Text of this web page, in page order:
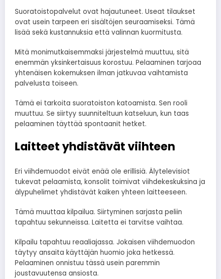
Suoratoistopalvelut ovat hajautuneet. Useat tilaukset
ovat usein tarpeen eri sisältöjen seuraamiseksi. Tämä
lisää sekä kustannuksia että valinnan kuormitusta.
Mitä monimutkaisemmaksi järjestelmä muuttuu, sitä
enemmän yksinkertaisuus korostuu. Pelaaminen tarjoaa
yhtenäisen kokemuksen ilman jatkuvaa vaihtamista
palvelusta toiseen.
Tämä ei tarkoita suoratoiston katoamista. Sen rooli
muuttuu. Se siirtyy suunniteltuun katseluun, kun taas
pelaaminen täyttää spontaanit hetket.
Laitteet yhdistävät viihteen
Eri viihdemuodot eivät enää ole erillisiä. Älytelevisiot
tukevat pelaamista, konsolit toimivat viihdekeskuksina ja
älypuhelimet yhdistävät kaiken yhteen laitteeseen.
Tämä muuttaa kilpailua. Siirtyminen sarjasta peliin
tapahtuu sekunneissa. Laitetta ei tarvitse vaihtaa.
Kilpailu tapahtuu reaaliajassa. Jokaisen viihdemuodon
täytyy ansaita käyttäjän huomio joka hetkessä.
Pelaaminen onnistuu tässä usein paremmin
joustavuutensa ansiosta.